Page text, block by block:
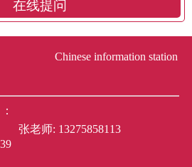
在线提问
Chinese information station
张老师: 13275858113